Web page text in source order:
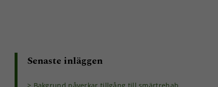
Senaste inläggen